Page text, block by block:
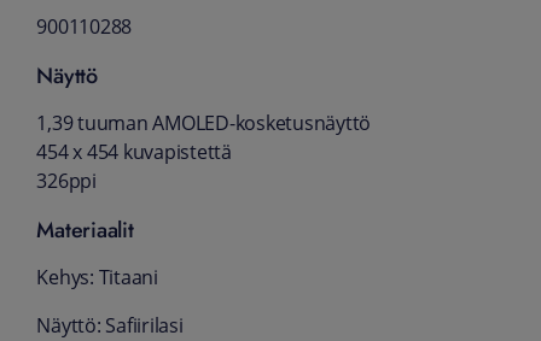
900110288
Näyttö
1,39 tuuman AMOLED-kosketusnäyttö
454 x 454 kuvapistettä
326ppi
Materiaalit
Kehys: Titaani
Näyttö: Safiirilasi